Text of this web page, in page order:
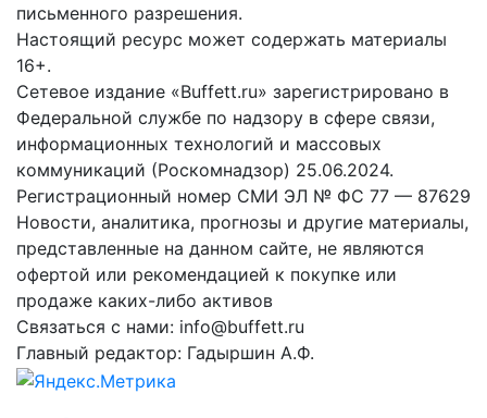
письменного разрешения.
Настоящий ресурс может содержать материалы
16+.
Сетевое издание «Buffett.ru» зарегистрировано в
Федеральной службе по надзору в сфере связи,
информационных технологий и массовых
коммуникаций (Роскомнадзор) 25.06.2024.
Регистрационный номер СМИ ЭЛ № ФС 77 — 87629
Новости, аналитика, прогнозы и другие материалы,
представленные на данном сайте, не являются
офертой или рекомендацией к покупке или
продаже каких-либо активов
Связаться с нами: info@buffett.ru
Главный редактор: Гадыршин А.Ф.